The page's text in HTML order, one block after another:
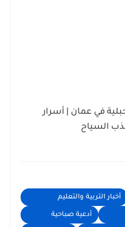
في عمان | أسرار
السياح
أخبار التربية والتعليم
أدعية صباحية